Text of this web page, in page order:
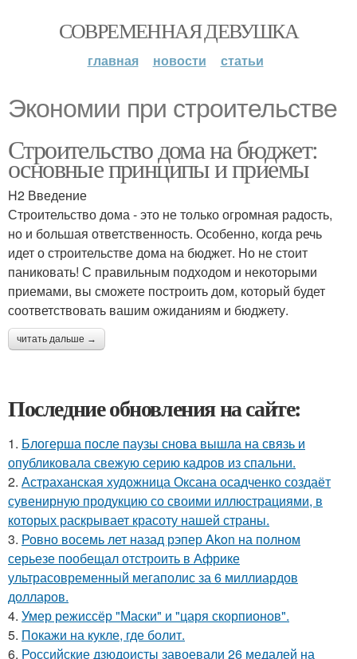
СОВРЕМЕННАЯ ДЕВУШКА
главная новости статьи
Экономии при строительстве
Строительство дома на бюджет:
основные принципы и приемы
H2 Введение
Строительство дома - это не только огромная радость,
но и большая ответственность. Особенно, когда речь
идет о строительстве дома на бюджет. Но не стоит
паниковать! С правильным подходом и некоторыми
приемами, вы сможете построить дом, который будет
соответствовать вашим ожиданиям и бюджету.
читать дальше →
Последние обновления на сайте:
1. Блогерша после паузы снова вышла на связь и
опубликовала свежую серию кадров из спальни.
2. Астраханская художница Оксана осадченко создаёт
сувенирную продукцию со своими иллюстрациями, в
которых раскрывает красоту нашей страны.
3. Ровно восемь лет назад рэпер Akon на полном
серьезе пообещал отстроить в Африке
ультрасовременный мегаполис за 6 миллиардов
долларов.
4. Умер режиссёр "Маски" и "царя скорпионов".
5. Покажи на кукле, где болит.
6. Российские дзюдоисты завоевали 26 медалей на